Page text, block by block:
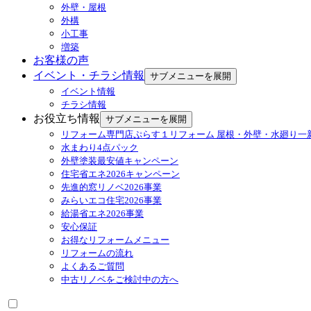
外壁・屋根
外構
小工事
増築
お客様の声
イベント・チラシ情報
サブメニューを展開
イベント情報
チラシ情報
お役立ち情報
サブメニューを展開
リフォーム専門店ぷらす１リフォーム 屋根・外壁・水廻り一
水まわり4点パック
外壁塗装最安値キャンペーン
住宅省エネ2026キャンペーン
先進的窓リノベ2026事業
みらいエコ住宅2026事業
給湯省エネ2026事業
安心保証
お得なリフォームメニュー
リフォームの流れ
よくあるご質問
中古リノベをご検討中の方へ